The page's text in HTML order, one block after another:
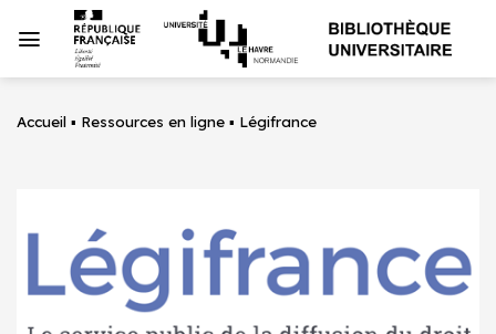
au
Accueil ▪ Ressources en ligne ▪ Légifrance